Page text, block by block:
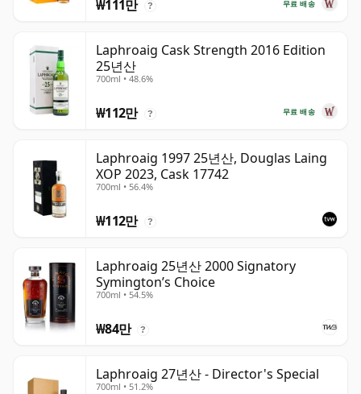
무료 배송
₩111만 ?
Laphroaig Cask Strength 2016 Edition
25년산
700ml • 48.6%
무료 배송
₩112만 ?
Laphroaig 1997 25년산, Douglas Laing
XOP 2023, Cask 17742
700ml • 56.4%
₩112만 ?
Laphroaig 25년산 2000 Signatory
Symington’s Choice
700ml • 54.5%
₩84만 ?
Laphroaig 27년산 - Director's Special
700ml • 51.2%